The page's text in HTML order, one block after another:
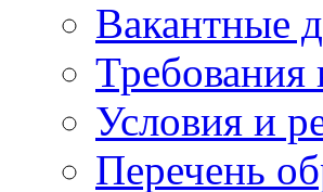
Вакантные
Требования
Условия и
Перечень